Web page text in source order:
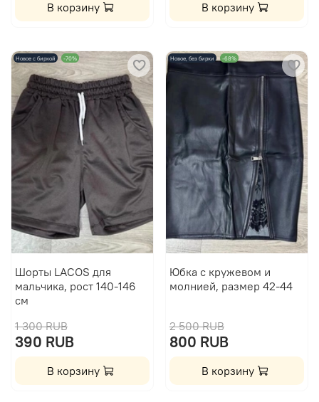
В корзину В корзину
Новое с биркой -70%
Шорты LACOS для
мальчика, рост 140-146
см
1 300 RUB
390 RUB
В корзину
Новое, без бирки -68%
Юбка с кружевом и
молнией, размер 42-44
2 500 RUB
800 RUB
В корзину